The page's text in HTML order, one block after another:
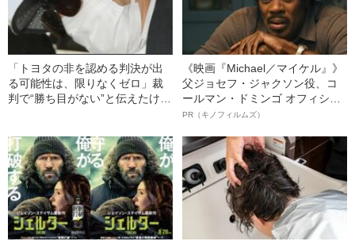
「トヨタの非を認める判決が出
る可能性は、限りなくゼロ」裁
判で“勝ち目がない”と伝えたけれ
の葛藤」
《映画『Michael／マイケル』》
父ジョセフ・ジャクソン役、コ
ールマン・ドミンゴ オフィシャ
ルインタビュー“観客を魅了した
語る”《日本興収70億円突破》
PR（キノフィルムズ）